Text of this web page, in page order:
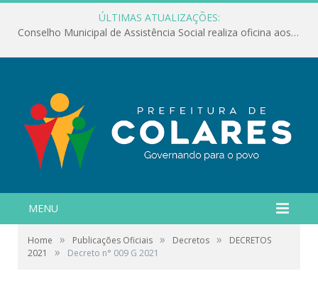
ÚLTIMAS ATUALIZAÇÕES:
Conselho Municipal de Assistência Social realiza oficina aos servidores
MENU
Home » Publicações Oficiais » Decretos »
DECRETOS
2021
» Decreto n° 009 G 2021